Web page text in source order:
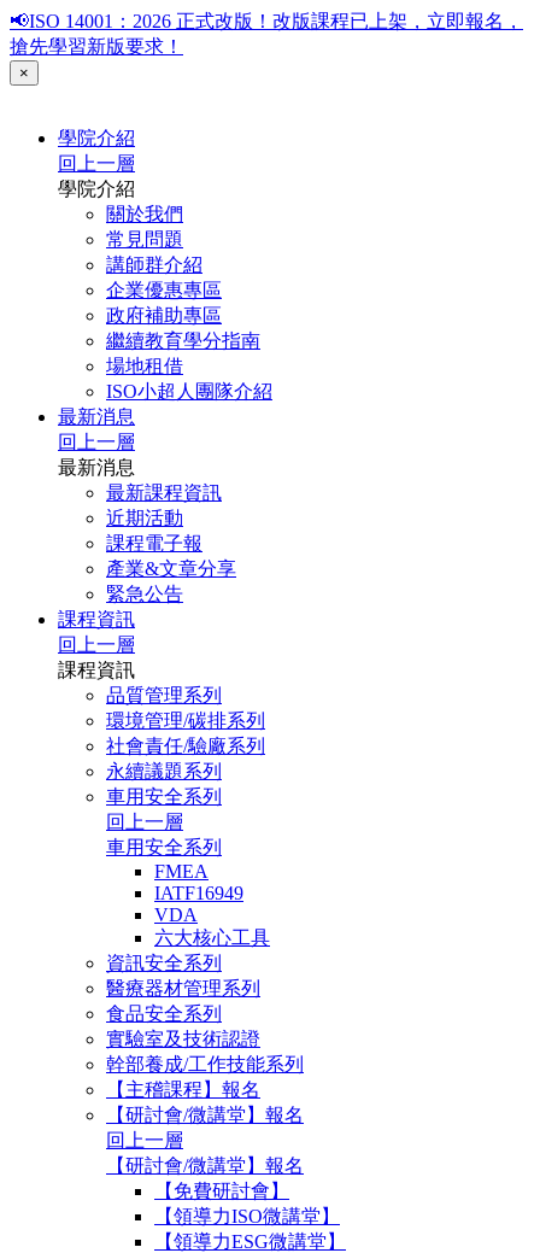
📢ISO 14001：2026 正式改版！改版課程已上架，立即報名，
搶先學習新版要求！
×
學院介紹
回上一層
學院介紹
關於我們
常見問題
講師群介紹
企業優惠專區
政府補助專區
繼續教育學分指南
場地租借
ISO小超人團隊介紹
最新消息
回上一層
最新消息
最新課程資訊
近期活動
課程電子報
產業&文章分享
緊急公告
課程資訊
回上一層
課程資訊
品質管理系列
環境管理/碳排系列
社會責任/驗廠系列
永續議題系列
車用安全系列
回上一層
車用安全系列
FMEA
IATF16949
VDA
六大核心工具
資訊安全系列
醫療器材管理系列
食品安全系列
實驗室及技術認證
幹部養成/工作技能系列
【主稽課程】報名
【研討會/微講堂】報名
回上一層
【研討會/微講堂】報名
【免費研討會】
【領導力ISO微講堂】
【領導力ESG微講堂】